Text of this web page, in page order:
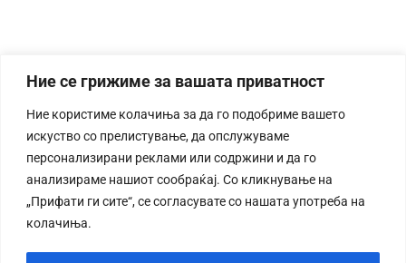
Ние се грижиме за вашата приватност
Ние користиме колачиња за да го подобриме вашето
искуство со прелистување, да опслужуваме
персонализирани реклами или содржини и да го
анализираме нашиот сообраќај. Со кликнување на
„Прифати ги сите“, се согласувате со нашата употреба на
колачиња.